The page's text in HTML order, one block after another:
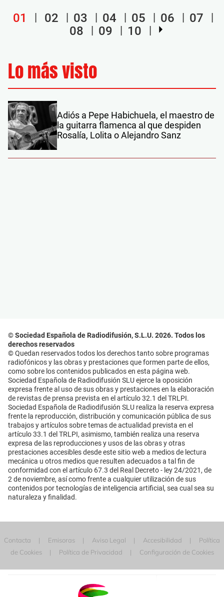
01 02 03 04 05 06
07
08
09 10
Lo más visto
Adiós a Pepe Habichuela, el maestro de
la guitarra flamenca al que despiden
Rosalía, Lolita o Alejandro Sanz
© Sociedad Española de Radiodifusión, S.L.U. 2026. Todos los
derechos reservados
© Quedan reservados todos los derechos tanto sobre programas
radiofónicos y las obras y prestaciones que formen parte de ellos,
como sobre los contenidos publicados en esta página web.
Sociedad Española de Radiodifusión SLU ejerce la oposición
expresa frente al uso de sus obras y prestaciones en la elaboración
de revistas de prensa prevista en el artículo 32.1 del TRLPI.
Sociedad Española de Radiodifusión SLU realiza la reserva expresa
frente la reproducción, distribución y comunicación pública de sus
trabajos y artículos sobre temas de actualidad prevista en el
artículo 33.1 del TRLPI, asimismo, también realiza una reserva
expresa de las reproducciones y usos de las obras y otras
prestaciones accesibles desde este sitio web a medios de lectura
mecánica u otros medios que resulten adecuados a tal fin de
conformidad con el artículo 67.3 del Real Decreto - ley 24/2021, de
2 de noviembre, así como frente a cualquier utilización de sus
contenidos por tecnologías de inteligencia artificial, sea cual sea su
naturaleza y finalidad.
Contacta Emisoras Aviso Legal Accesibilidad
Política
de Cookies
Política de Privacidad Configuración de Cookies